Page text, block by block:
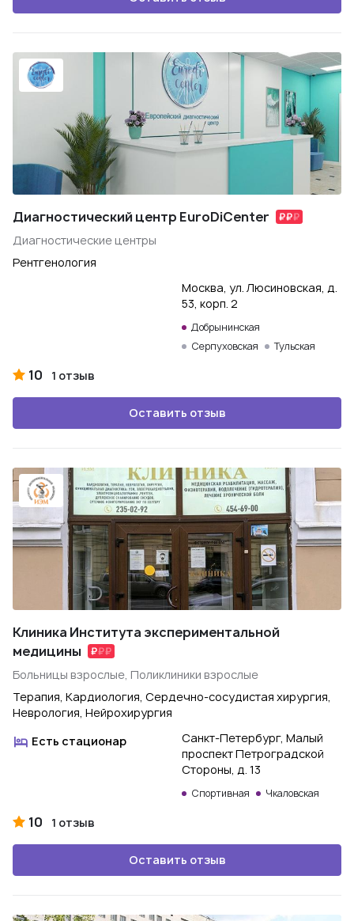
Диагностический центр EuroDiCenter
Диагностические центры
Рентгенология
Москва, ул. Люсиновская, д.
53, корп. 2
Добрынинская
Серпуховская
Тульская
10 1 отзыв
Оставить отзыв
Клиника Института экспериментальной
медицины
Больницы взрослые, Поликлиники взрослые
Терапия, Кардиология, Сердечно-сосудистая хирургия,
Неврология, Нейрохирургия
Есть стационар
Санкт-Петербург, Малый
проспект Петроградской
Стороны, д. 13
Спортивная Чкаловская
10 1 отзыв
Оставить отзыв